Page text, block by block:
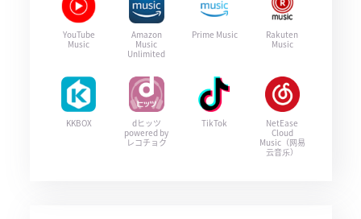
YouTube
Music
Amazon
Music
Unlimited
Prime Music
Rakuten
Music
KKBOX
dヒッツ
powered by
レコチョク
TikTok
NetEase
Cloud
Music（网易
云音乐）